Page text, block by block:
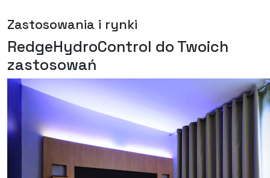
Zastosowania i rynki
RedgeHydroControl do Twoich
zastosowań